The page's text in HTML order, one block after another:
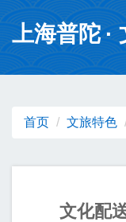
无障碍操作说明 跳转到
上海普陀·
首页 文旅特色
文化配